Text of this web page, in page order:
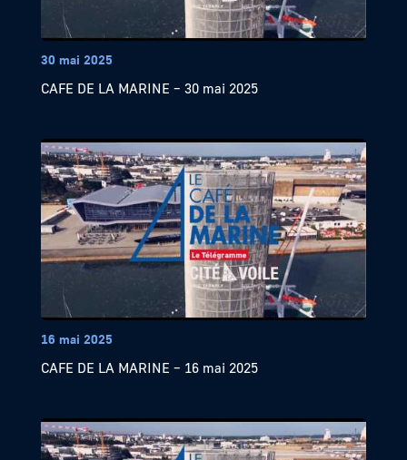
30 mai 2025
CAFE DE LA MARINE – 30 mai 2025
16 mai 2025
CAFE DE LA MARINE – 16 mai 2025